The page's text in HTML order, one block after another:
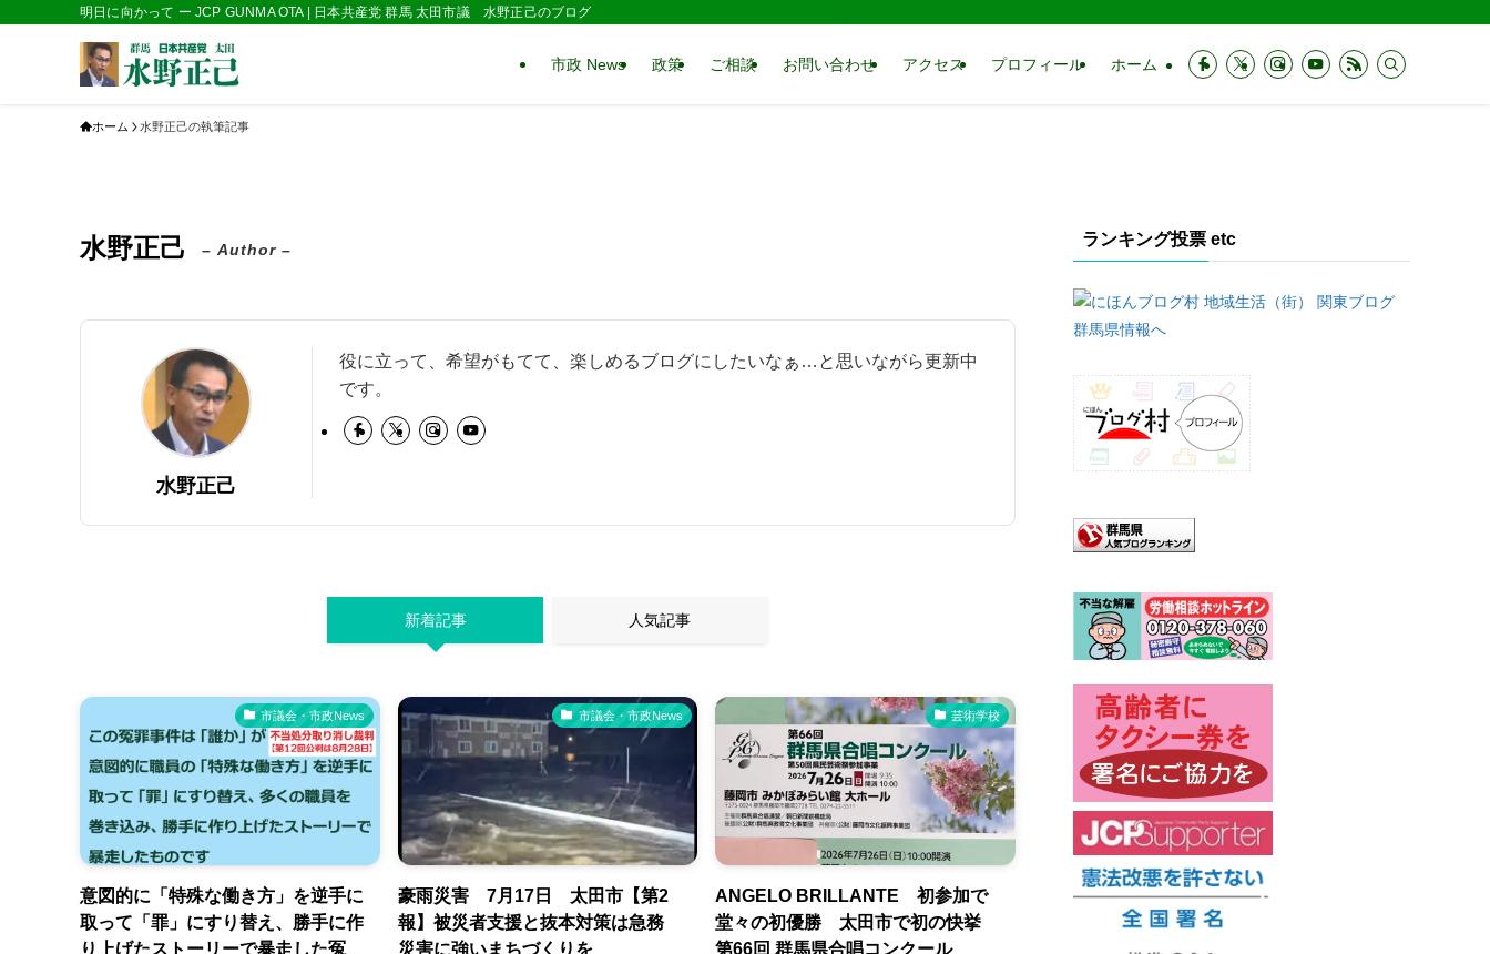
明日に向かって ー JCP GUNMA OTA | 日本共産党 群馬 太田市議 水野正己のブログ
市政 News 政策 ご相談 お問い合わせ アクセス プロフィール ホーム
ホーム 水野正己の執筆記事
水野正己 – Author –
水野正己
役に立って、希望がもてて、楽しめるブログにしたいなぁ…と思いながら更新中
です。
新着記事 人気記事
市議会・市政News
意図的に「特殊な働き方」を逆手に
取って「罪」にすり替え、勝手に作
り上げたストーリーで暴走した冤
市議会・市政News
豪雨災害 7月17日 太田市【第2
報】被災者支援と抜本対策は急務
災害に強いまちづくりを
芸術学校
ANGELO BRILLANTE 初参加で
堂々の初優勝 太田市で初の快挙
第66回 群馬県合唱コンクール
ランキング投票 etc